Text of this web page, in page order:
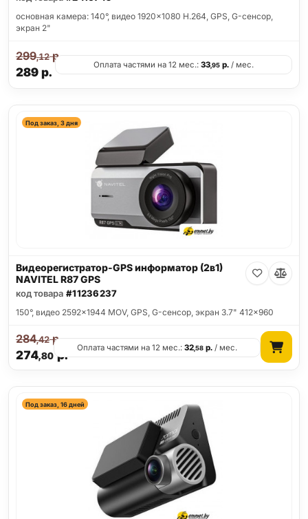
основная камера: 140°, видео 1920x1080 H.264, GPS, G-сенсор,
экран 2"
289р.
299,12р.
Оплата частями на 12 мес.: 33,95р./ мес.
Под заказ, 3 дня
Видеорегистратор-GPS информатор (2в1)
NAVITEL R87 GPS
код товара #11236237
150°, видео 2592x1944 MOV, GPS, G-сенсор, экран 3.7" 412x960
274,80р.
284,42р.
Оплата частями на 12 мес.:32,58 р. / мес.
Под заказ, 16 дней